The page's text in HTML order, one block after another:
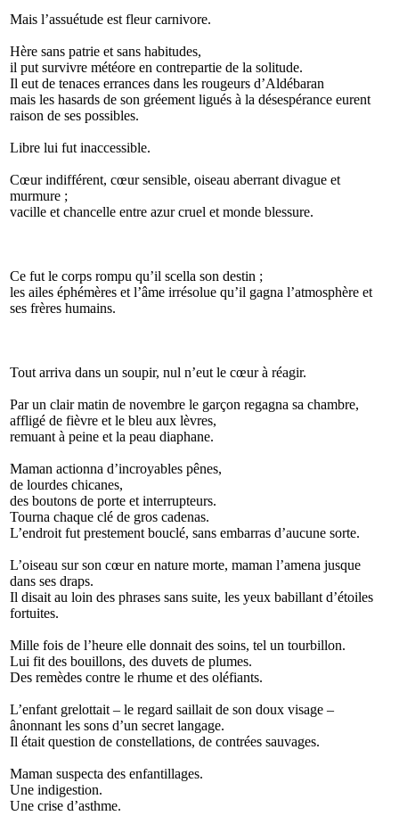
Mais l’assuétude est fleur carnivore.
Hère sans patrie et sans habitudes,
il put survivre météore en contrepartie de la solitude.
Il eut de tenaces errances dans les rougeurs d’Aldébaran
mais les hasards de son gréement ligués à la désespérance eurent
raison de ses possibles.
Libre lui fut inaccessible.
Cœur indifférent, cœur sensible, oiseau aberrant divague et
murmure ;
vacille et chancelle entre azur cruel et monde blessure.
Ce fut le corps rompu qu’il scella son destin ;
les ailes éphémères et l’âme irrésolue qu’il gagna l’atmosphère et
ses frères humains.
Tout arriva dans un soupir, nul n’eut le cœur à réagir.
Par un clair matin de novembre le garçon regagna sa chambre,
affligé de fièvre et le bleu aux lèvres,
remuant à peine et la peau diaphane.
Maman actionna d’incroyables pênes,
de lourdes chicanes,
des boutons de porte et interrupteurs.
Tourna chaque clé de gros cadenas.
L’endroit fut prestement bouclé, sans embarras d’aucune sorte.
L’oiseau sur son cœur en nature morte, maman l’amena jusque
dans ses draps.
Il disait au loin des phrases sans suite, les yeux babillant d’étoiles
fortuites.
Mille fois de l’heure elle donnait des soins, tel un tourbillon.
Lui fit des bouillons, des duvets de plumes.
Des remèdes contre le rhume et des oléfiants.
L’enfant grelottait – le regard saillait de son doux visage –
ânonnant les sons d’un secret langage.
Il était question de constellations, de contrées sauvages.
Maman suspecta des enfantillages.
Une indigestion.
Une crise d’asthme.